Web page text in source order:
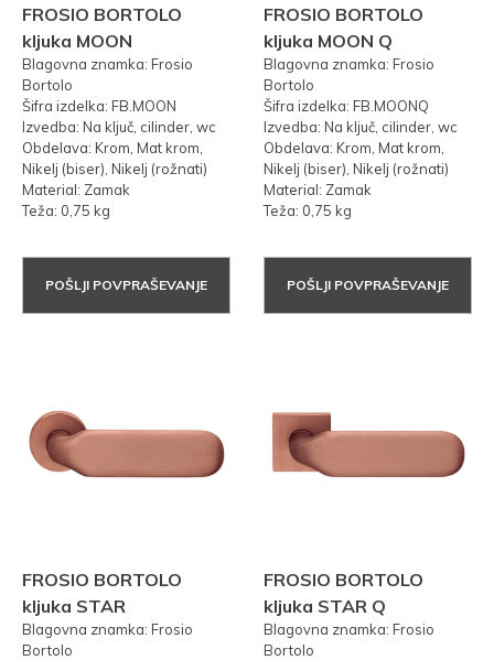
FROSIO BORTOLO
kljuka MOON
Blagovna znamka: Frosio
Bortolo
Šifra izdelka: FB.MOON
Izvedba: Na ključ, cilinder, wc
Obdelava: Krom, Mat krom,
Nikelj (biser), Nikelj (rožnati)
Material: Zamak
Teža: 0,75 kg
POŠLJI POVPRAŠEVANJE
FROSIO BORTOLO
kljuka MOON Q
Blagovna znamka: Frosio
Bortolo
Šifra izdelka: FB.MOONQ
Izvedba: Na ključ, cilinder, wc
Obdelava: Krom, Mat krom,
Nikelj (biser), Nikelj (rožnati)
Material: Zamak
Teža: 0,75 kg
POŠLJI POVPRAŠEVANJE
FROSIO BORTOLO
kljuka STAR
Blagovna znamka: Frosio
Bortolo
FROSIO BORTOLO
kljuka STAR Q
Blagovna znamka: Frosio
Bortolo